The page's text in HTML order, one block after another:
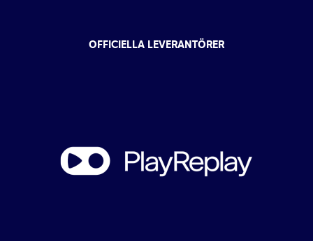
OFFICIELLA LEVERANTÖRER